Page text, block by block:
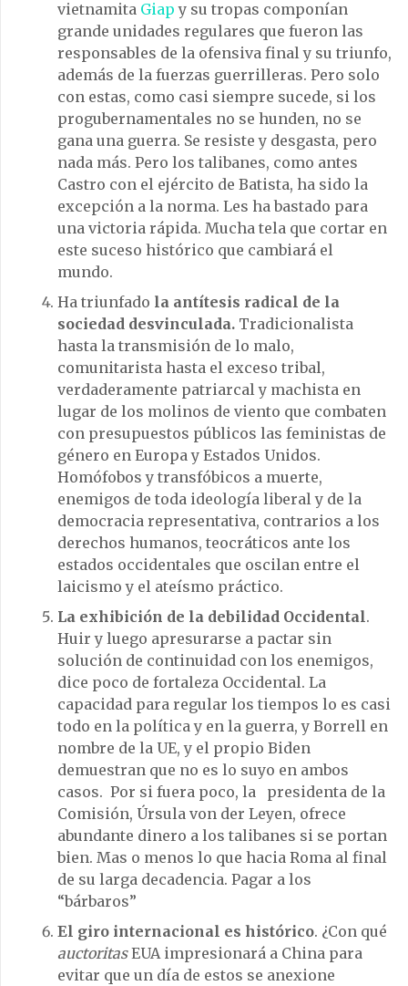
vietnamita Giap y su tropas componían
grande unidades regulares que fueron las
responsables de la ofensiva final y su triunfo,
además de la fuerzas guerrilleras. Pero solo
con estas, como casi siempre sucede, si los
progubernamentales no se hunden, no se
gana una guerra. Se resiste y desgasta, pero
nada más. Pero los talibanes, como antes
Castro con el ejército de Batista, ha sido la
excepción a la norma. Les ha bastado para
una victoria rápida. Mucha tela que cortar en
este suceso histórico que cambiará el
mundo.
Ha triunfado la antítesis radical de la
sociedad desvinculada. Tradicionalista
hasta la transmisión de lo malo,
comunitarista hasta el exceso tribal,
verdaderamente patriarcal y machista en
lugar de los molinos de viento que combaten
con presupuestos públicos las feministas de
género en Europa y Estados Unidos.
Homófobos y transfóbicos a muerte,
enemigos de toda ideología liberal y de la
democracia representativa, contrarios a los
derechos humanos, teocráticos ante los
estados occidentales que oscilan entre el
laicismo y el ateísmo práctico.
La exhibición de la debilidad Occidental.
Huir y luego apresurarse a pactar sin
solución de continuidad con los enemigos,
dice poco de fortaleza Occidental. La
capacidad para regular los tiempos lo es casi
todo en la política y en la guerra, y Borrell en
nombre de la UE, y el propio Biden
demuestran que no es lo suyo en ambos
casos. Por si fuera poco, la presidenta de la
Comisión, Úrsula von der Leyen, ofrece
abundante dinero a los talibanes si se portan
bien. Mas o menos lo que hacia Roma al final
de su larga decadencia. Pagar a los
“bárbaros”
El giro internacional es histórico. ¿Con qué
auctoritasEUA impresionará a China para
evitar que un día de estos se anexione